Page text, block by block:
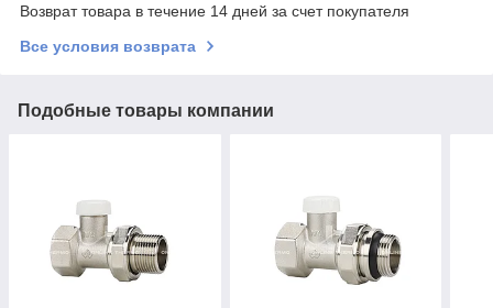
Возврат товара в течение 14 дней за счет покупателя
Все условия возврата
Подобные товары компании